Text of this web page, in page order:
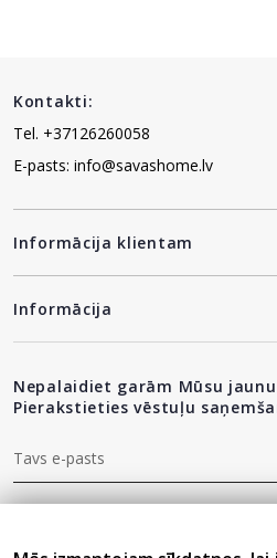
Kontakti:
Tel. +37126260058
E-pasts: info@savashome.lv
Informācija klientam
Informācija
Nepalaidiet garām Mūsu
Pierakstieties vēstuļu